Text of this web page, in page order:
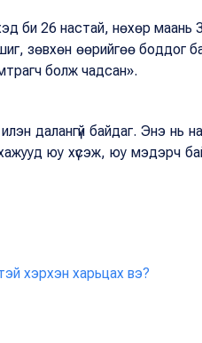
би 26 настай, нөхөр маань
зөвхөн өөрийгөө боддог
болж чадсан».
далангүй байдаг. Энэ нь
юу хүсэж, юу мэдэрч
хэрхэн харьцах вэ?